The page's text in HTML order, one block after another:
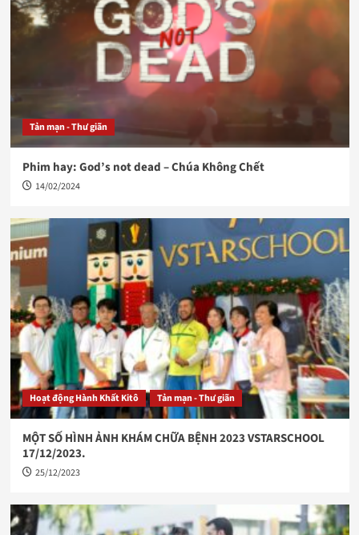
Tản mạn - Thư giãn
Phim hay: God’s not dead – Chúa Không Chết
14/02/2024
Hoạt động Hành Khất Kitô Tản mạn - Thư giãn
MỘT SỐ HÌNH ẢNH KHÁM CHỮA BỆNH 2023 VSTARSCHOOL
17/12/2023.
25/12/2023